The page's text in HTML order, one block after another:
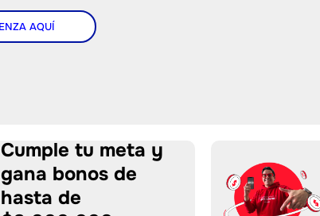
ABRE TU CUENTA
Cumple tu meta y
gana bonos de
hasta de